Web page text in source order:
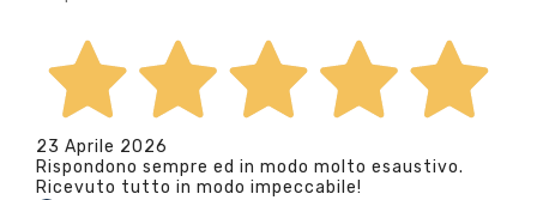
23 Aprile 2026
Rispondono sempre ed in modo molto esaustivo.
Ricevuto tutto in modo impeccabile!